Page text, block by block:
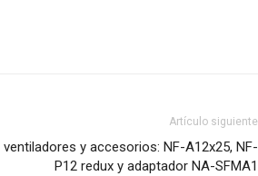
Artículo siguiente
y accesorios: NF-A12x25, NF-
P12 redux y adaptador NA-SFMA1